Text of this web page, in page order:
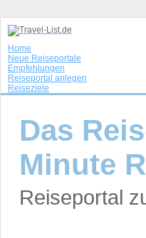
Home
Neue Reiseportale
Empfehlungen
Reiseportal anlegen
Reiseziele
Das
Minute
Reiseportal